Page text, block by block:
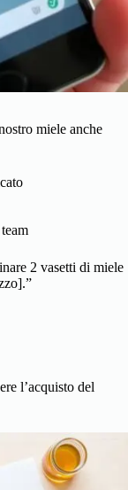
miele anche
2 vasetti di miele
l’acquisto del